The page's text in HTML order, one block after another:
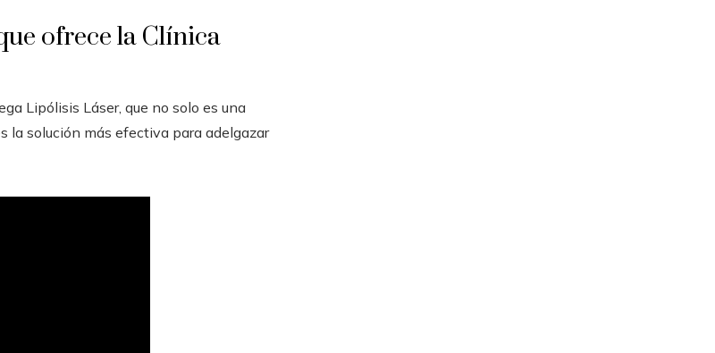
ofrece la Clínica
Lipólisis Láser, que no solo es una
la solución más efectiva para adelgazar